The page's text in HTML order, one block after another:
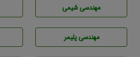
مهندسي شيمی
مهندسی پليمر